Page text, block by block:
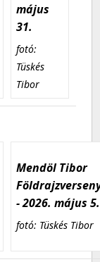
május
31.
fotó:
Tüskés
Tibor
Mendöl Tibor
- 2026. május 5.
fotó: Tüskés Tibor